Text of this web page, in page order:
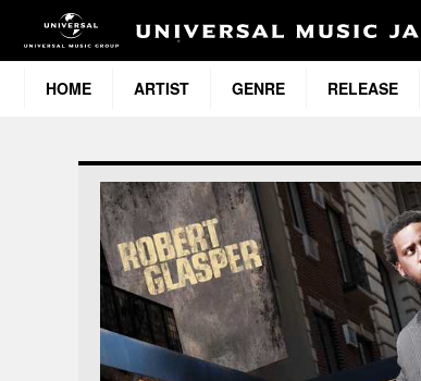
HOME ARTIST GENRE RELEASE